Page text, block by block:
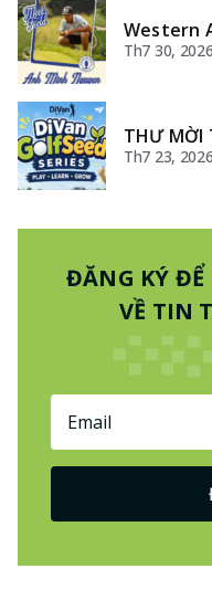
Western
Country
Th7 30, 2026
THƯ MỜI
SERIES
Th7 23, 2026
ĐĂNG KÝ
VỀ TIN